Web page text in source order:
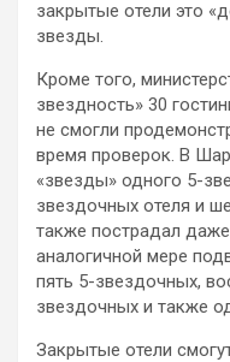
закрытые отели это
звезды.
Кроме того,
звездность» 30
не смогли
время проверок. В
«звезды» одного 5-
звездочных отеля и
также пострадал
аналогичной мере
пять 5-звездочных,
звездочных и также
Закрытые отели